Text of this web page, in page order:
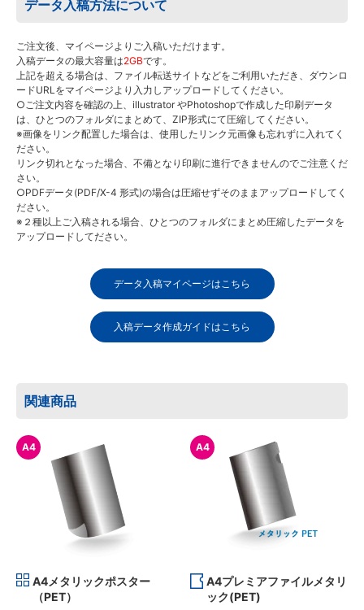
データ入稿方法について
ご注文後、マイページよりご入稿いただけます。
入稿データの最大容量は2GBです。
上記を超える場合は、ファイル転送サイトなどをご利用いただき、ダウンロ
ードURLをマイページより入力しアップロードしてください。
○ご注文内容を確認の上、illustrator やPhotoshopで作成した印刷データ
は、ひとつのフォルダにまとめて、ZIP形式にて圧縮してください。
※画像をリンク配置した場合は、使用したリンク元画像も忘れずに入れてく
ださい。
リンク切れとなった場合、不備となり印刷に進行できませんのでご注意くだ
さい。
○PDFデータ(PDF/X-4 形式)の場合は圧縮せずそのままアップロードしてく
ださい。
※２種以上ご入稿される場合、ひとつのフォルダにまとめ圧縮したデータを
アップロードしてださい。
データ入稿マイページはこちら
入稿データ作成ガイドはこちら
関連商品
A4
A4メタリックポスター
（PET）
A4
A4プレミアファイルメタリ
ック(PET)